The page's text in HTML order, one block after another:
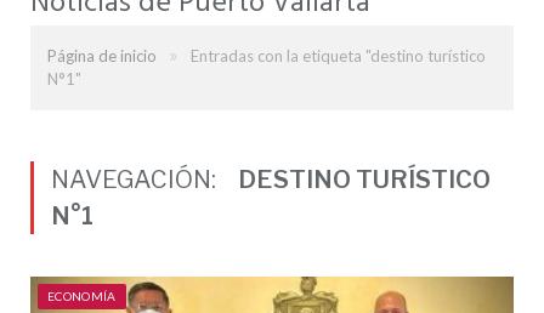
Página de inicio »
Entradas con la etiqueta "destino turístico
N°1"
NAVEGACIÓN:
DESTINO TURÍSTICO
N°1
ECONOMÍA